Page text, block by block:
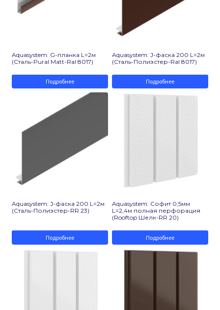
Aquasystem: G-планка L=2м
(Сталь-Pural Matt-Ral 8017)
Подробнее
Aquasystem: J-фаска 200 L=2м
(Сталь-Полиэстер-Ral 8017)
Подробнее
Aquasystem: J-фаска 200 L=2м
(Сталь-Полиэстер-RR 23)
Подробнее
Aquasystem: Софит 0,5мм
L=2,4м полная перфорация
(Rooftop Шелк-RR 20)
Подробнее